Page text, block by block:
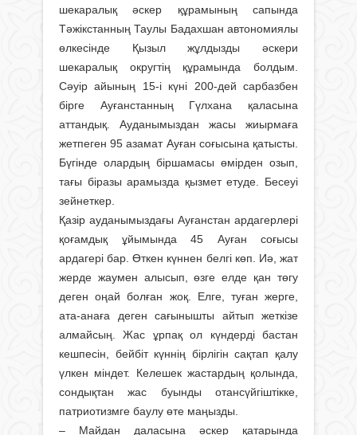
шекаралық әскер құрамының сапында
Тәжікстанның Таулы Бадахшан автономиялы
өлкесінде Қызыл жұлдызды әскери
шекаралық округтің құрамында болдым.
Сәуір айының 15-і күні 200-дей сарбазбен
бірге Ауғанстанның Гүлхана қаласына
аттандық. Ауданымыздан жасы жиырмаға
жетпеген 95 азамат Ауған соғысына қатысты.
Бүгінде олардың біршамасы өмірден озып,
тағы біразы арамызда қызмет етуде. Бесеуі
зейнеткер.
Қазір ауданымыздағы Ауғанстан ардагерлері
қоғамдық ұйымында 45 Ауған соғысы
ардагері бар. Өткен күннен белгі көп. Иә, жат
жерде жаумен алысып, өзге елде қан төгу
деген оңай болған жоқ. Елге, туған жерге,
ата-анаға деген сағынышты айтып жеткізе
алмайсың. Жас ұрпақ ол күндерді бастан
кешпесін, бейбіт күннің бірлігін сақтап қалу
үлкен міндет. Келешек жастардың қолында,
сондықтан жас буынды отансүйгіштікке,
патриотизмге баулу өте маңызды.
– Майдан даласына әскер қатарында